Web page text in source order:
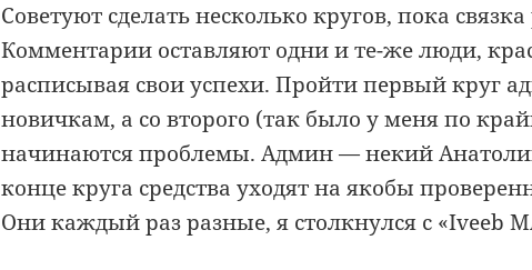
Советуют сделать несколько кругов, пока связка
Комментарии оставляют одни и те-же люди,
расписывая свои успехи. Пройти первый круг
новичкам, а со второго (так было у меня по
начинаются проблемы. Админ — некий
конце круга средства уходят на якобы
Они каждый раз разные, я столкнулся с «Iveeb